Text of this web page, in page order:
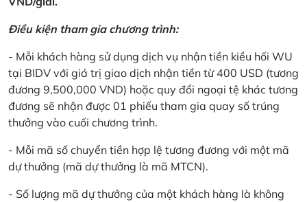
Điều kiện tham gia chương trình:
- Mỗi khách hàng sử dụng dịch vụ nhận tiền kiều hối WU
tại BIDV với giá trị giao dịch nhận tiền từ 400 USD (tương
đương 9,500,000 VND) hoặc quy đổi ngoại tệ khác tương
đương sẽ nhận được 01 phiếu tham gia quay số trúng
thưởng vào cuối chương trình.
- Mỗi mã số chuyển tiền hợp lệ tương đương với một mã
dự thưởng (mã dự thưởng là mã MTCN).
- Số lượng mã dự thưởng của một khách hàng là không